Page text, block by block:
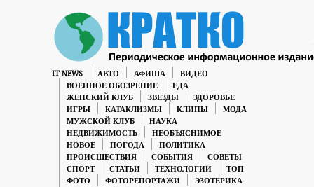
IT NEWS АВТО АФИША
ВИДЕО
ВОЕННОЕ ОБОЗРЕНИЕ
ЕДА
ЖЕНСКИЙ КЛУБ
ЗВЕЗДЫ
ЗДОРОВЬЕ
ИГРЫ
КАТАКЛИЗМЫ КЛИПЫ
МОДА
МУЖСКОЙ КЛУБ
НАУКА
НЕДВИЖИМОСТЬ
НЕОБЪЯСНИМОЕ
НОВОЕ
ПОГОДА
ПОЛИТИКА
ПРОИСШЕСТВИЯ
СОБЫТИЯ
СОВЕТЫ
СПОРТ
СТАТЬИ ТЕХНОЛОГИИ
ТОП
ФОТО
ФОТОРЕПОРТАЖИ
ЭЗОТЕРИКА